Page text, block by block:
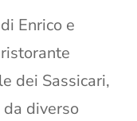
Enrico e
dei Sassicari,
diverso